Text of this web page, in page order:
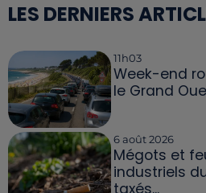
LES DERNIERS
11h03
Week-end
le Grand
6 août 2026
Mégots et
industriels